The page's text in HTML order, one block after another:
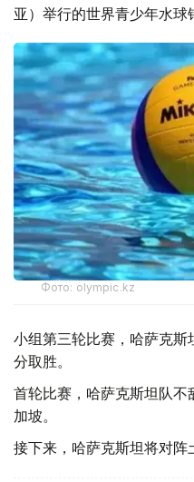
亚）举行的世界青少年水球
Фото: olympic.kz
小组第三轮比赛，哈萨克
分取胜。
首轮比赛，哈萨克斯坦队
加坡。
接下来，哈萨克斯坦将对阵